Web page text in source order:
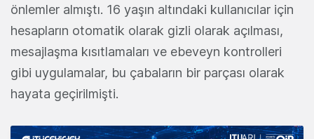
önlemler almıştı. 16 yaşın altındaki kullanıcılar için
hesapların otomatik olarak gizli olarak açılması,
mesajlaşma kısıtlamaları ve ebeveyn kontrolleri
gibi uygulamalar, bu çabaların bir parçası olarak
hayata geçirilmişti.